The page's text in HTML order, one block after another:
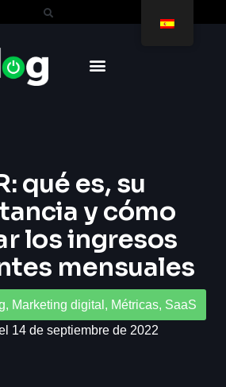
qué es, su
y cómo
los ingresos
mensuales
, Marketing digital , Métricas, SaaS
14 de septiembre de 2022